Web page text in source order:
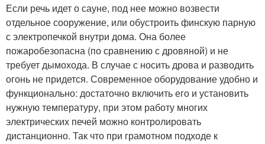
Если речь идет о сауне, под нее можно возвести
отдельное сооружение, или обустроить финскую парную
с электропечкой внутри дома. Она более
пожаробезопасна (по сравнению с дровяной) и не
требует дымохода. В случае с носить дрова и разводить
огонь не придется. Современное оборудование удобно и
функционально: достаточно включить его и установить
нужную температуру, при этом работу многих
электрических печей можно контролировать
дистанционно. Так что при грамотном подходе к